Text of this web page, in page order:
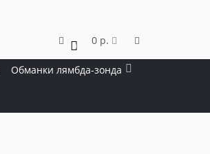
0 0 р.
Обманки лямбда-зонда